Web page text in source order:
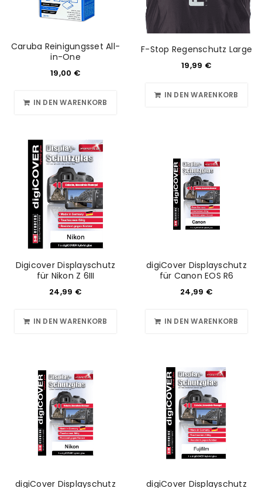
Caruba Reinigungsset All-
in-One
19,00 €
IN DEN WARENKORB
F-Stop Regenschutz Large
19,99 €
IN DEN WARENKORB
Digicover Displayschutz
für Nikon Z 6III
24,99 €
IN DEN WARENKORB
digiCover Displayschutz
für Canon EOS R6
24,99 €
IN DEN WARENKORB
digiCover Displayschutz digiCover Displayschutz